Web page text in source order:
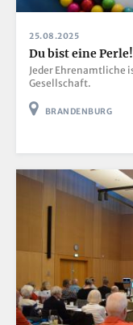
25.08.2025
Du bist eine Perle!
Jeder Ehrenamtliche
Gesellschaft.
BRANDENBURG